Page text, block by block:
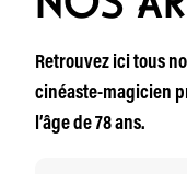
Retrouvez ici tous
cinéaste-magicien
l’âge de 78 ans.